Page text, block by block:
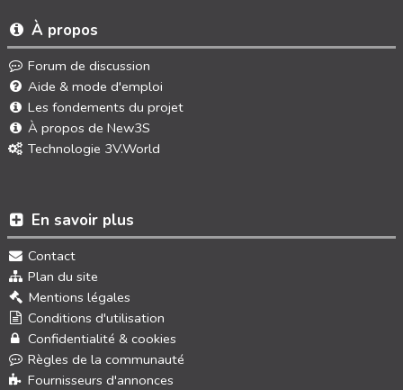
En savoir plus
Contact
Plan du site
Mentions légales
Conditions d'utilisation
Confidentialité & cookies
Règles de la communauté
Fournisseurs d'annonces
À propos
Forum de discussion
Aide & mode d'emploi
Les fondements du projet
À propos de New3S
Technologie 3V.World